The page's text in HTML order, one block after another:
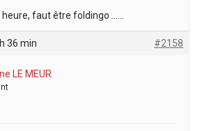
heure, faut être foldingo ……
36 min #2158
LE MEUR